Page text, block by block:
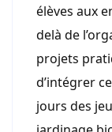
élèves aux
delà de
projets
d’intégrer
jours des